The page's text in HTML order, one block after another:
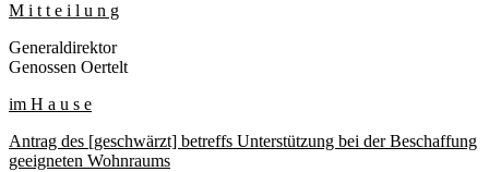
M i t t e i l u n g
Generaldirektor
Genossen Oertelt
im H a u s e
Antrag des [geschwärzt] betreffs Unterstützung bei der Beschaffung
geeigneten Wohnraums